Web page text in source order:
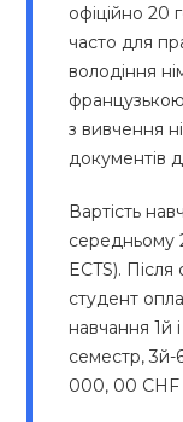
офіційно 20
часто для
володіння
з вивчення
документів
Вартість
середньому
ECTS). Після
студент
навчання 1й
семестр, 3й-
000, 00 CHF